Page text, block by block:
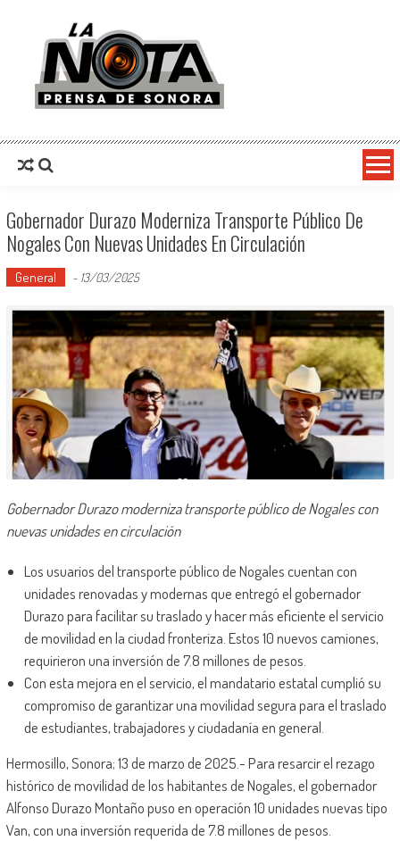
La Nota Prensa De Sonora
Gobernador Durazo Moderniza Transporte Público De
Nogales Con Nuevas Unidades En Circulación
General - 13/03/2025
Gobernador Durazo moderniza transporte público de Nogales con
nuevas unidades en circulación
Los usuarios del transporte público de Nogales cuentan con
unidades renovadas y modernas que entregó el gobernador
Durazo para facilitar su traslado y hacer más eficiente el servicio
de movilidad en la ciudad fronteriza. Estos 10 nuevos camiones,
requirieron una inversión de 7.8 millones de pesos.
Con esta mejora en el servicio, el mandatario estatal cumplió su
compromiso de garantizar una movilidad segura para el traslado
de estudiantes, trabajadores y ciudadanía en general.
Hermosillo, Sonora; 13 de marzo de 2025.- Para resarcir el rezago
histórico de movilidad de los habitantes de Nogales, el gobernador
Alfonso Durazo Montaño puso en operación 10 unidades nuevas tipo
Van, con una inversión requerida de 7.8 millones de pesos.